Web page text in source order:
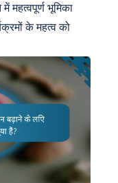
महत्वपूर्ण भूमिका
के महत्व को